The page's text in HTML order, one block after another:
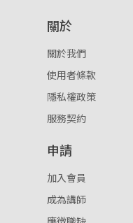
關於
關於我們
使用者條款
隱私權政策
服務契約
申請
加入會員
成為講師